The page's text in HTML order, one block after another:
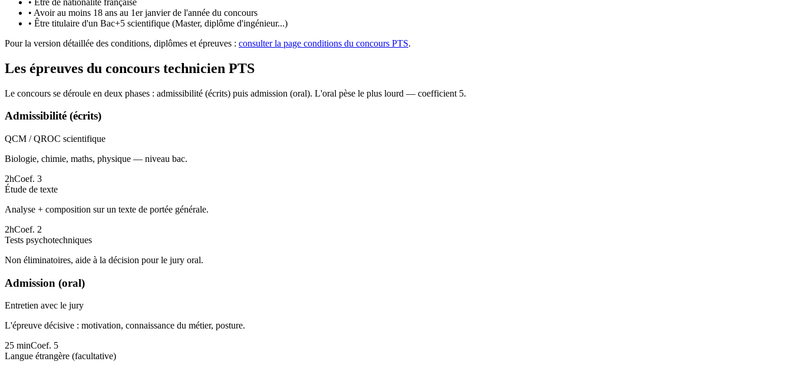
• Avoir au moins 18 ans au 1er janvier de l'année du concours
• Être titulaire d'un Bac+5 scientifique (Master, diplôme d'ingénieur...)
Pour la version détaillée des conditions, diplômes et épreuves : consulter la page conditions du concours PTS.
Les épreuves du concours technicien PTS
Le concours se déroule en deux phases : admissibilité (écrits) puis admission (oral). L'oral pèse le plus lourd — coefficient 5.
Admissibilité (écrits)
QCM / QROC scientifique
Biologie, chimie, maths, physique — niveau bac.
2hCoef. 3
Étude de texte
Analyse + composition sur un texte de portée générale.
2hCoef. 2
Tests psychotechniques
Non éliminatoires, aide à la décision pour le jury oral.
Admission (oral)
Entretien avec le jury
L'épreuve décisive : motivation, connaissance du métier, posture.
25 minCoef. 5
Langue étrangère (facultative)